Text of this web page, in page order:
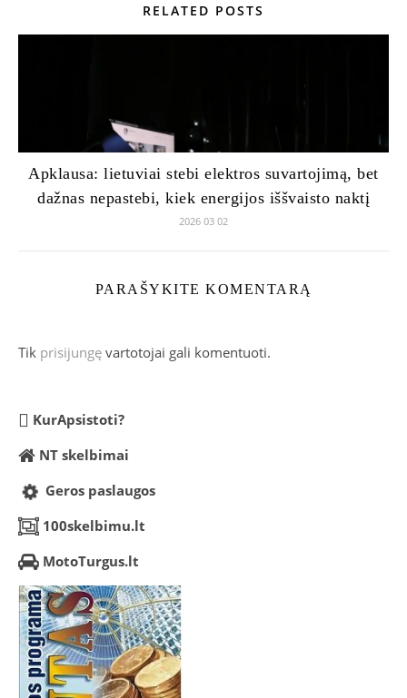
RELATED POSTS
Apklausa: lietuviai stebi elektros suvartojimą, bet
dažnas nepastebi, kiek energijos iššvaisto naktį
2026 03 02
PARAŠYKITE KOMENTARĄ
Tik prisijungę vartotojai gali komentuoti.
KurApsistoti?
NT skelbimai
Geros paslaugos
100skelbimu.lt
MotoTurgus.lt